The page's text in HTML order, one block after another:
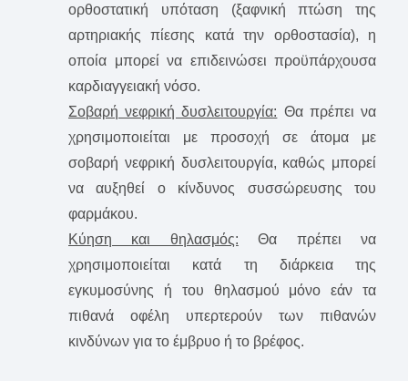
ορθοστατική υπόταση (ξαφνική πτώση της
αρτηριακής πίεσης κατά την ορθοστασία), η
οποία μπορεί να επιδεινώσει προϋπάρχουσα
καρδιαγγειακή νόσο.
Σοβαρή νεφρική δυσλειτουργία: Θα πρέπει να
χρησιμοποιείται με προσοχή σε άτομα με
σοβαρή νεφρική δυσλειτουργία, καθώς μπορεί
να αυξηθεί ο κίνδυνος συσσώρευσης του
φαρμάκου.
Κύηση και θηλασμός: Θα πρέπει να
χρησιμοποιείται κατά τη διάρκεια της
εγκυμοσύνης ή του θηλασμού μόνο εάν τα
πιθανά οφέλη υπερτερούν των πιθανών
κινδύνων για το έμβρυο ή το βρέφος.